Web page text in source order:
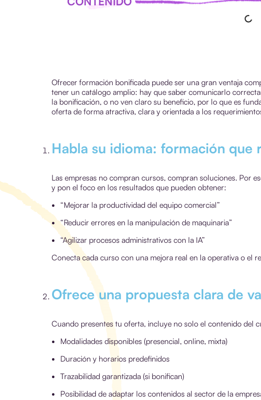
Ofrecer formación bonificada puede ser una gran ventaja
tener un catálogo amplio: hay que saber comunicarlo
la bonificación, o no ven claro su beneficio, por lo que es
oferta de forma atractiva, clara y orientada a los
Habla su idioma: formación que
Las empresas no compran cursos, compran soluciones. Por
y pon el foco en los resultados que pueden obtener:
“Mejorar la productividad del equipo comercial”
“Reducir errores en la manipulación de maquinaria”
“Agilizar procesos administrativos con la IA”
Conecta cada curso con una mejora real en la operativa o el
Ofrece una propuesta clara de
Cuando presentes tu oferta, incluye no solo el contenido del
Modalidades disponibles (presencial, online, mixta)
Duración y horarios predefinidos
Trazabilidad garantizada (si bonifican)
Posibilidad de adaptar los contenidos al sector de la